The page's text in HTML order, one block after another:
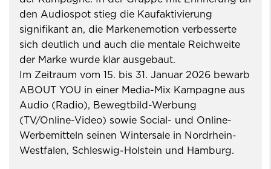
den Audiospot stieg die Kaufaktivierung
signifikant an, die Markenemotion verbesserte
sich deutlich und auch die mentale Reichweite
der Marke wurde klar ausgebaut.
Im Zeitraum vom 15. bis 31. Januar 2026 bewarb
ABOUT YOU in einer Media-Mix Kampagne aus
Audio (Radio), Bewegtbild-Werbung
(TV/Online-Video) sowie Social- und Online-
Werbemitteln seinen Wintersale in Nordrhein-
Westfalen, Schleswig-Holstein und Hamburg.